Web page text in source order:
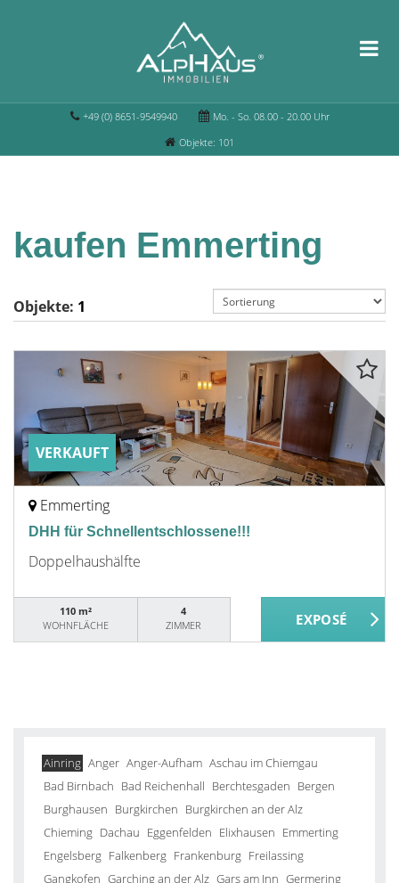
+49 (0) 8651-9549940
Mo. - So. 08.00 - 20.00 Uhr
Objekte: 101
kaufen Emmerting
Objekte: 1
VERKAUFT
Emmerting
DHH für Schnellentschlossene!!!
Doppelhaushälfte
110 m²
WOHNFLÄCHE
4
ZIMMER
Ainring Anger Anger-Aufham Aschau im Chiemgau
Bad Birnbach Bad Reichenhall Berchtesgaden Bergen
Burghausen Burgkirchen Burgkirchen an der Alz
Chieming Dachau Eggenfelden Elixhausen Emmerting
Engelsberg Falkenberg Frankenburg Freilassing
Gangkofen Garching an der Alz Gars am Inn Germering